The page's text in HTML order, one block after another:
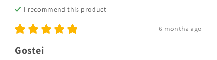
I recommend this product
6 months ago
Gostei